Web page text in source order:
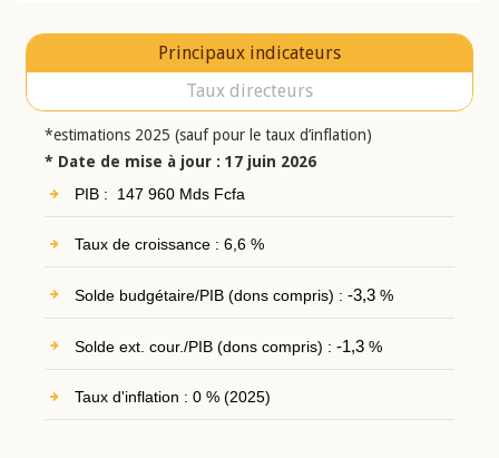
Principaux indicateurs
Taux directeurs
*estimations 2025 (sauf pour le taux d’inflation)
* Date de mise à jour : 17 juin 2026
PIB : 147 960 Mds Fcfa
Taux de croissance : 6,6 %
Solde budgétaire/PIB (dons compris) : -3,3%
Solde ext. cour./PIB (dons compris) : -1,3%
Taux d'inflation : 0 % (2025)